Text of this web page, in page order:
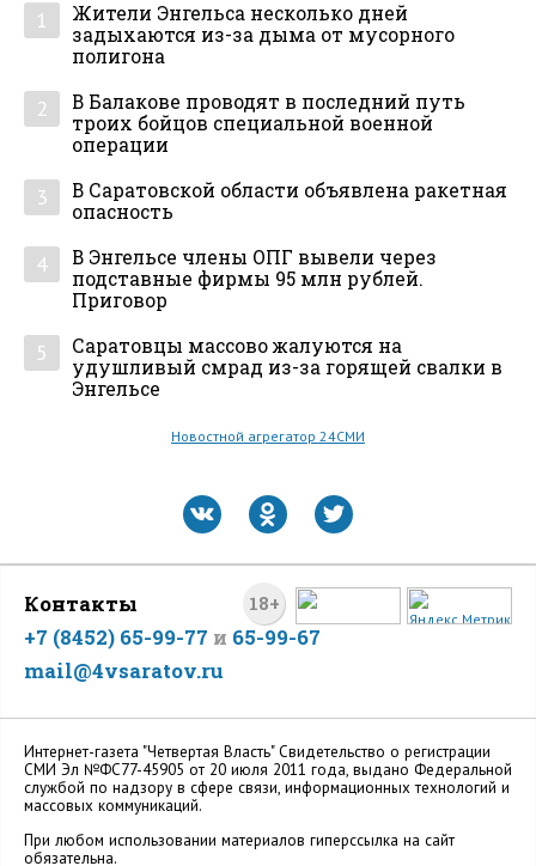
1
Жители Энгельса несколько дней
задыхаются из-за дыма от мусорного
полигона
2
В Балакове проводят в последний путь
троих бойцов специальной военной
операции
3
В Саратовской области объявлена ракетная
опасность
4
В Энгельсе члены ОПГ вывели через
подставные фирмы 95 млн рублей.
Приговор
5
Саратовцы массово жалуются на
удушливый смрад из-за горящей свалки в
Энгельсе
Новостной агрегатор 24СМИ
18+
Контакты
+7 (8452) 65-99-77 и 65-99-67
mail@4vsaratov.ru
Интернет-газета "Четвертая Власть" Cвидетельство о регистрации
СМИ Эл №ФС77-45905 от 20 июля 2011 года, выдано Федеральной
службой по надзору в сфере связи, информационных технологий и
массовых коммуникаций.
При любом использовании материалов гиперссылка на сайт
обязательна.